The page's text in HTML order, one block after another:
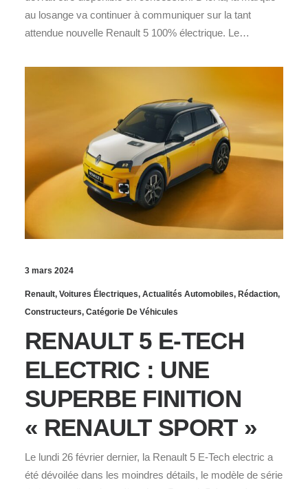
au losange va continuer à communiquer sur la tant
attendue nouvelle Renault 5 100% électrique. Le…
3 mars 2024
Renault, Voitures Électriques, Actualités Automobiles, Rédaction,
Constructeurs, Catégorie De Véhicules
RENAULT 5 E-TECH
ELECTRIC : UNE
SUPERBE FINITION
« RENAULT SPORT »
Le lundi 26 février dernier, la Renault 5 E-Tech electric a
été dévoilée dans les moindres détails, le modèle de série